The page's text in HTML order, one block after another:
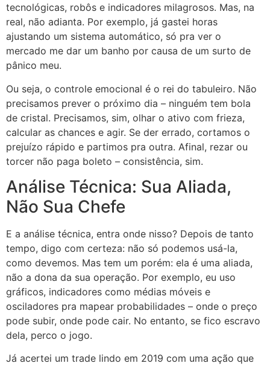
tecnológicas, robôs e indicadores milagrosos. Mas, na
real, não adianta. Por exemplo, já gastei horas
ajustando um sistema automático, só pra ver o
mercado me dar um banho por causa de um surto de
pânico meu.
Ou seja, o controle emocional é o rei do tabuleiro. Não
precisamos prever o próximo dia – ninguém tem bola
de cristal. Precisamos, sim, olhar o ativo com frieza,
calcular as chances e agir. Se der errado, cortamos o
prejuízo rápido e partimos pra outra. Afinal, rezar ou
torcer não paga boleto – consistência, sim.
Análise Técnica: Sua Aliada,
Não Sua Chefe
E a análise técnica, entra onde nisso? Depois de tanto
tempo, digo com certeza: não só podemos usá-la,
como devemos. Mas tem um porém: ela é uma aliada,
não a dona da sua operação. Por exemplo, eu uso
gráficos, indicadores como médias móveis e
osciladores pra mapear probabilidades – onde o preço
pode subir, onde pode cair. No entanto, se fico escravo
dela, perco o jogo.
Já acertei um trade lindo em 2019 com uma ação que